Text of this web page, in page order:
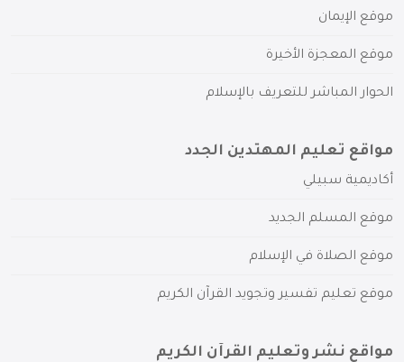
موقع الإيمان
موقع المعجزة الأخيرة
الحوار المباشر للتعريف بالإسلام
مواقع تعليم المهتدين الجدد
أكاديمية سبيلي
موقع المسلم الجديد
موقع الصلاة في الإسلام
موقع تعليم تفسير وتجويد القرآن الكريم
مواقع نشر وتعليم القرآن الكريم